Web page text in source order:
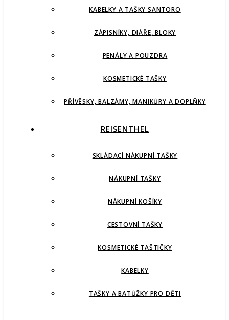
KABELKY A TAŠKY SANTORO
ZÁPISNÍKY, DIÁŘE, BLOKY
PENÁLY A POUZDRA
KOSMETICKÉ TAŠKY
PŘÍVĚSKY, BALZÁMY, MANIKŮRY A DOPLŇKY
REISENTHEL
SKLÁDACÍ NÁKUPNÍ TAŠKY
NÁKUPNÍ TAŠKY
NÁKUPNÍ KOŠÍKY
CESTOVNÍ TAŠKY
KOSMETICKÉ TAŠTIČKY
KABELKY
TAŠKY A BATŮŽKY PRO DĚTI